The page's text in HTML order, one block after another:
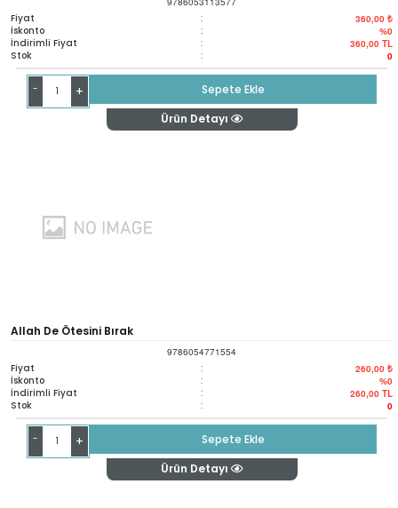
Fiyat : 360,00 ₺
İskonto : %0
İndirimli Fiyat : 360,00 TL
Stok : 0
- +
Sepete Ekle
Ürün Detayı
Allah De Ötesini Bırak
9786054771554
Fiyat : 260,00 ₺
İskonto : %0
İndirimli Fiyat : 260,00 TL
Stok : 0
- +
Sepete Ekle
Ürün Detayı